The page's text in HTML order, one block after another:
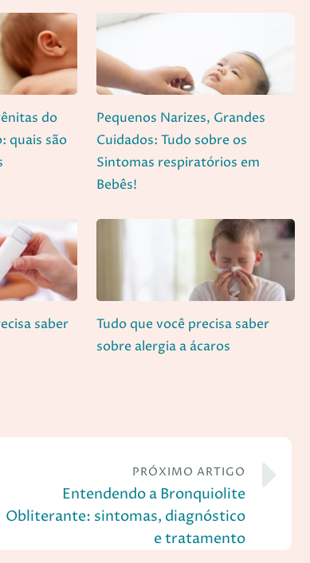
do
quais são
Pequenos Narizes, Grandes
Cuidados: Tudo sobre os
Sintomas respiratórios em
Bebês!
saber
Tudo que você precisa saber
sobre alergia a ácaros
PRÓXIMO ARTIGO
Entendendo a Bronquiolite
Obliterante: sintomas, diagnóstico
e tratamento